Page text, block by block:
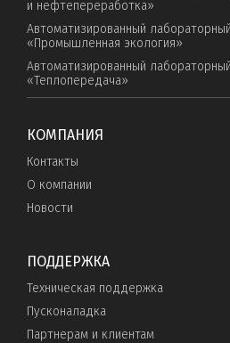
и нефтепереработка»
Автоматизированный
«Промышленная экология»
Автоматизированный
«Теплопередача»
КОМПАНИЯ
Контакты
О компании
Новости
ПОДДЕРЖКА
Техническая поддержка
Пусконаладка
Партнерам и клиентам